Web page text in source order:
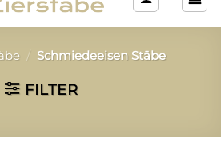
/ Schmiedeeisen Stäbe
FILTER